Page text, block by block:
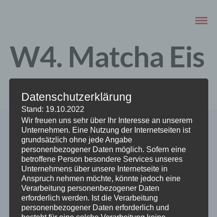
W4. Matcha Eis
SEPTEMBER 16, 2020
ABOUT THE AUTHOR
admin
Datenschutzerklärung
Stand: 19.10.2022
Wir freuen uns sehr über Ihr Interesse an unserem
Unternehmen. Eine Nutzung der Internetseiten ist
grundsätzlich ohne jede Angabe
personenbezogener Daten möglich. Sofern eine
betroffene Person besondere Services unseres
Unternehmens über unsere Internetseite in
Anspruch nehmen möchte, könnte jedoch eine
Verarbeitung personenbezogener Daten
erforderlich werden. Ist die Verarbeitung
personenbezogener Daten erforderlich und